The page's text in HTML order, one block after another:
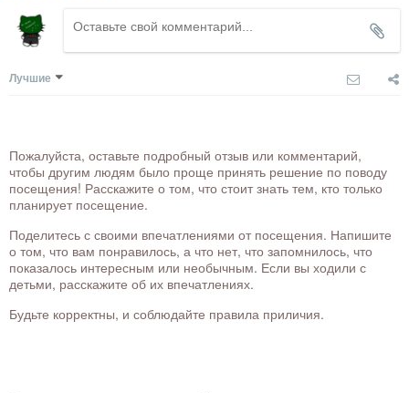
Лучшие
Пожалуйста, оставьте подробный отзыв или комментарий,
чтобы другим людям было проще принять решение по поводу
посещения! Расскажите о том, что стоит знать тем, кто только
планирует посещение.
Поделитесь с своими впечатлениями от посещения. Напишите
о том, что вам понравилось, а что нет, что запомнилось, что
показалось интересным или необычным. Если вы ходили с
детьми, расскажите об их впечатлениях.
Будьте корректны, и соблюдайте правила приличия.